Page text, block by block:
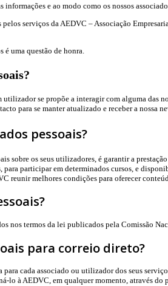
e ao modo como os nossos
serviços da AEDVC – Associação
é uma questão de honra.
se propõe a interagir com alguma das
para se manter atualizado e receber a nossa
pessoais?
sobre os seus utilizadores, é garantir a
participar em determinados cursos, e
reunir melhores condições para oferecer
nos termos da lei publicados pela Comissão
para correio direto?
cada associado ou utilizador dos seus
lo à AEDVC, em qualquer momento, através do